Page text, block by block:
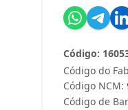
Código do
Código:
Código NCM:
Código de